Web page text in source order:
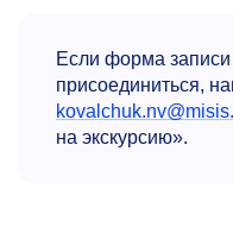
Если форма записи
присоединиться,
на экскурсию».